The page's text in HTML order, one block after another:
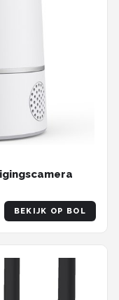
BEKIJK OP BOL